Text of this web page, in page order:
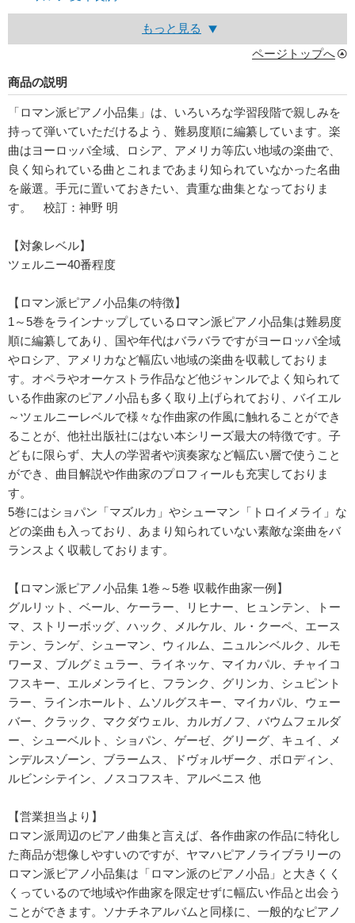
もっと見る
ページトップへ
商品の説明
「ロマン派ピアノ小品集」は、いろいろな学習段階で親しみを
持って弾いていただけるよう、難易度順に編纂しています。楽
曲はヨーロッパ全域、ロシア、アメリカ等広い地域の楽曲で、
良く知られている曲とこれまであまり知られていなかった名曲
を厳選。手元に置いておきたい、貴重な曲集となっておりま
す。 校訂：神野 明
【対象レベル】
ツェルニー40番程度
【ロマン派ピアノ小品集の特徴】
1～5巻をラインナップしているロマン派ピアノ小品集は難易度
順に編纂してあり、国や年代はバラバラですがヨーロッパ全域
やロシア、アメリカなど幅広い地域の楽曲を収載しておりま
す。オペラやオーケストラ作品など他ジャンルでよく知られて
いる作曲家のピアノ小品も多く取り上げられており、バイエル
～ツェルニーレベルで様々な作曲家の作風に触れることができ
ることが、他社出版社にはない本シリーズ最大の特徴です。子
どもに限らず、大人の学習者や演奏家など幅広い層で使うこと
ができ、曲目解説や作曲家のプロフィールも充実しておりま
す。
5巻にはショパン「マズルカ」やシューマン「トロイメライ」な
どの楽曲も入っており、あまり知られていない素敵な楽曲をバ
ランスよく収載しております。
【ロマン派ピアノ小品集 1巻～5巻 収載作曲家一例】
グルリット、ベール、ケーラー、リヒナー、ヒュンテン、トー
マ、ストリーボッグ、ハック、メルケル、ル・クーペ、エース
テン、ランゲ、シューマン、ウィルム、ニュルンベルク、ルモ
ワーヌ、ブルグミュラー、ライネッケ、マイカパル、チャイコ
フスキー、エルメンライヒ、フランク、グリンカ、シュピント
ラー、ラインホールト、ムソルグスキー、マイカパル、ウェー
バー、クラック、マクダウェル、カルガノフ、バウムフェルダ
ー、シューベルト、ショパン、ゲーゼ、グリーグ、キュイ、メ
ンデルスゾーン、ブラームス、ドヴォルザーク、ボロディン、
ルビンシテイン、ノスコフスキ、アルベニス 他
【営業担当より】
ロマン派周辺のピアノ曲集と言えば、各作曲家の作品に特化し
た商品が想像しやすいのですが、ヤマハピアノライブラリーの
ロマン派ピアノ小品集は「ロマン派のピアノ小品」と大きくく
くっているので地域や作曲家を限定せずに幅広い作品と出会う
ことができます。ソナチネアルバムと同様に、一般的なピアノ